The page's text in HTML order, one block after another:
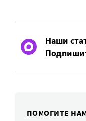
Наши
ПОМОГИТЕ